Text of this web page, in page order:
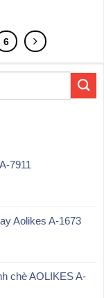
6
7911
Aolikes A-1673
chè AOLIKES A-